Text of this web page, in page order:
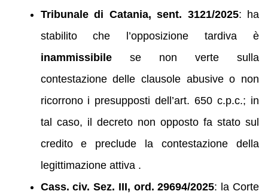
Tribunale di Catania, sent. 3121/2025: ha
stabilito che l’opposizione tardiva è
inammissibilese non verte sulla
contestazione delle clausole abusive o non
ricorrono i presupposti dell’art. 650 c.p.c.; in
tal caso, il decreto non opposto fa stato sul
credito e preclude la contestazione della
legittimazione attiva .
Cass. civ. Sez. III, ord. 29694/2025: la Corte